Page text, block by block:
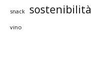
snack sostenibilità
vino